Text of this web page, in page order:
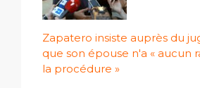
Zapatero insiste auprès du
que son épouse n'a « aucun
la procédure »